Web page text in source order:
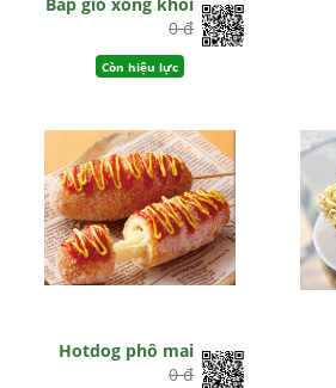
Bắp giò xông khói
0 đ
Còn hiệu lực
Hotdog phô mai
0 đ